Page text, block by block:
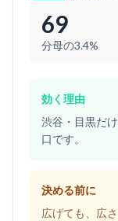
69
分母の3.4%
効く理由
渋谷・目黒だ
口です。
決める前に
広げても、広